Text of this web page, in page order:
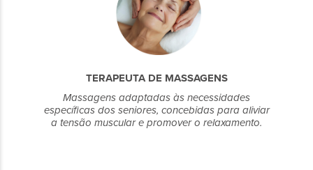
TERAPEUTA DE MASSAGENS
Massagens adaptadas às necessidades
específicas dos seniores, concebidas para aliviar
a tensão muscular e promover o relaxamento.